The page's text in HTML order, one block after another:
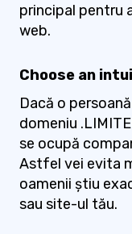
principal pentru
web.
Choose an
Dacă o
domeniu
se ocupă
Astfel vei evita
oamenii știu
sau site-ul tău.